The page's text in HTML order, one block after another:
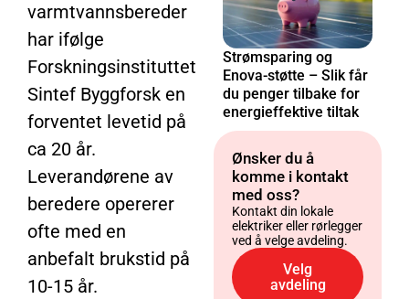
varmtvannsbereder
har ifølge
Forskningsinstituttet
Sintef Byggforsk en
forventet levetid på
ca 20 år.
Leverandørene av
beredere opererer
ofte med en
anbefalt brukstid på
10-15 år.
Strømsparing og
Enova-støtte – Slik får
du penger tilbake for
energieffektive tiltak
Ønsker du å
komme i kontakt
med oss?
Kontakt din lokale
elektriker eller rørlegger
ved å velge avdeling.
Velg
avdeling